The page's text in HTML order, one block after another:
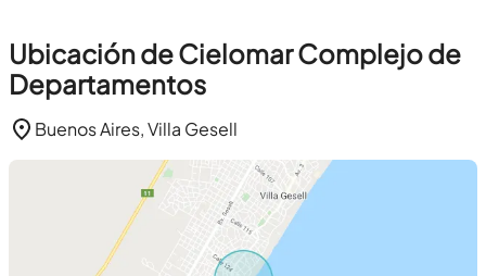
Ubicación de Cielomar Complejo de
Departamentos
Buenos Aires, Villa Gesell